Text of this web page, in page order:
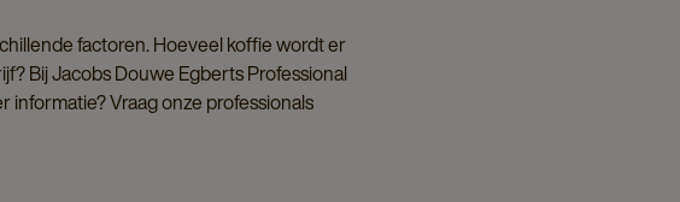
factoren. Hoeveel koffie wordt er
Bij Jacobs Douwe Egberts Professional
Vraag onze professionals